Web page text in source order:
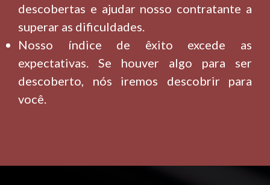
descobertas e ajudar nosso contratante a
superar as dificuldades.
Nosso índice de êxito excede as
expectativas. Se houver algo para ser
descoberto, nós iremos descobrir para
você.